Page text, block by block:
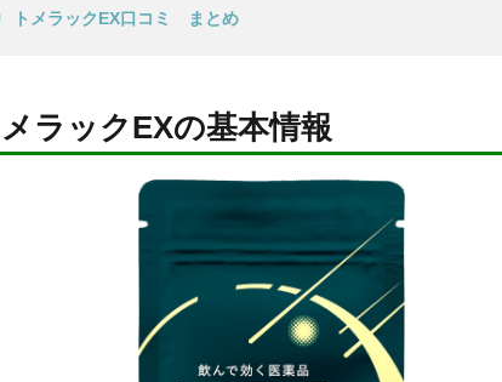
トメラックEX口コミ まとめ
ラックEXの基本情報